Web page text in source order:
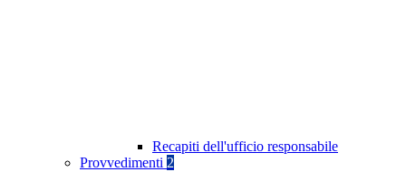
Recapiti dell'ufficio responsabile
Provvedimenti 2